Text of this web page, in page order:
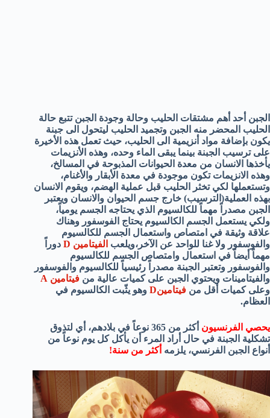
الجبن أحد أهم مشتقات الحليب وحالة وجودة الجبن تتبع حالة
الحليب المحضر منه الجبن وتجميد الحليب ليتحول الى جبنة
يكون بإضافة مواد أنزيمية الى الحليب، حيث تعمل هذه الأخيرة
على ترسيب الجبنة بينما يبقى الماء وحده، وهذه الأنزيمات
يأخذها الانسان من معدة الحيوانات المذبوحة في المسالخ،
وهذه الانزيمات تكون موجودة في معدة الأبقار والأغنام،
وتستعملها لكي تخثر الحليب قبل عملية الهضم، ويقوم الانسان
بهذه العملية(الترسيب) خارج جسم الحيوان والانسان ويعتبر
الجبن مصدراً مهماً للكالسيوم الذي يحتاجه الجسم يومياً،
ولكي يستعمل الجسم الكالسيوم يحتاج الفوسفور وهناك
علاقة وثيقة في امتصاص واستعمال الجسم للكالسيوم
والفوسفور ولا غنا للواحد عن الآخر،ويلعب الفيتامين D
دوراً
مهماً أيضاً في استعمال وامتصاص الجسم للكالسيوم
والفوسفور وتعتبر الجبنة مصدراً رئيسياً للكالسيوم والفوسفور
والفيتامينات ويحتوي الجبن على كميات عالية من فيتامين A
وعلى كميات أقل من فيتامينD
وهو يثّبت الكالسيوم في
العظام.
يحصي الفرنسيون
أكثر من 365 نوعاً في بلادهم، أي لتذوق
تشكلية الجبنة في حال أراد المرء أن يأكل كل يوم نوعاً من
أنواع الجبن الفرنسي، يلزمه أكثر من سنة!